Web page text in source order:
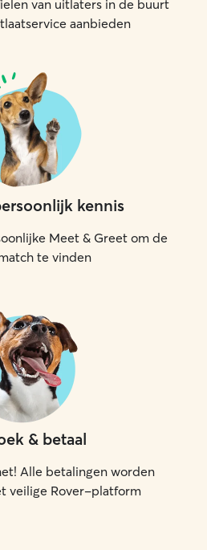
van uitlaters in de buurt
aanbieden
kennis
Meet & Greet om de
te vinden
& betaal
Alle betalingen worden
veilige Rover-platform